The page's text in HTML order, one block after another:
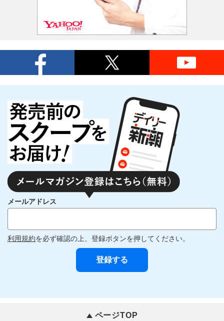
メールアドレス
利用規約を必ず確認の上、登録ボタンを押してください。
ページTOP